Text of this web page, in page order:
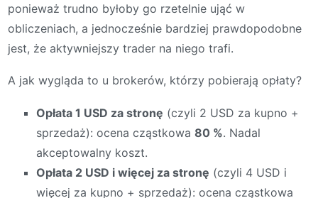
ponieważ trudno byłoby go rzetelnie ująć w
obliczeniach, a jednocześnie bardziej prawdopodobne
jest, że aktywniejszy trader na niego trafi.
A jak wygląda to u brokerów, którzy pobierają opłaty?
Opłata 1 USD za stronę (czyli 2 USD za kupno +
sprzedaż): ocena cząstkowa 80 %. Nadal
akceptowalny koszt.
Opłata 2 USD i więcej za stronę (czyli 4 USD i
więcej za kupno + sprzedaż): ocena cząstkowa